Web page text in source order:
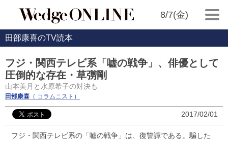
8/7(金)
田部康喜のTV読本
フジ・関西テレビ系「嘘の戦争」、俳優として
圧倒的な存在・草彅剛
山本美月と水原希子の対決も
田部康喜 （ コラムニスト）
2017/02/01
フジ・関西テレビ系の「嘘の戦争」は、復讐譚である。騙した